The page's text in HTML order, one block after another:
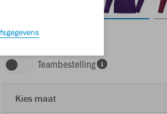
paars
Teambestelling
Kies maat